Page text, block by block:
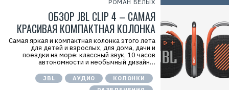
РОМАН БЕЛЫХ
ОБЗОР JBL CLIP 4 – САМАЯ
КРАСИВАЯ КОМПАКТНАЯ КОЛОНКА
Самая яркая и компактная колонка этого лета
для детей и взрослых, для дома, дачи и
поездки на море: классный звук, 10 часов
автономности и необычный дизайн…
JBL АУДИО
КОЛОНКИ